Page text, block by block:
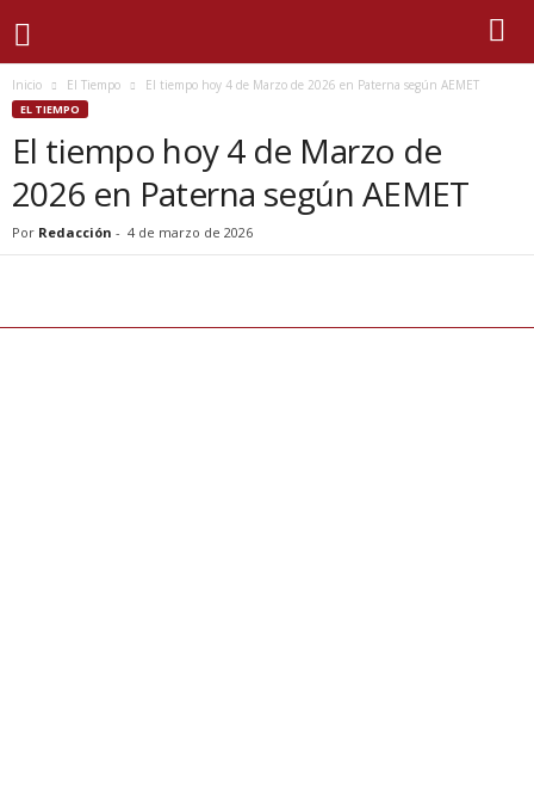
Inicio El Tiempo El tiempo hoy 4 de Marzo de 2026 en Paterna según AEMET
EL TIEMPO
El tiempo hoy 4 de Marzo de
2026 en Paterna según AEMET
Por Redacción - 4 de marzo de 2026